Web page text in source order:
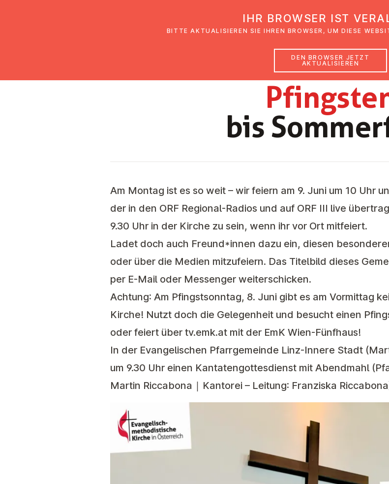
Glaubensimpulse News
bis
GEMEINDEBRIEF LINZ JUNI
Am Montag ist es so weit – wir feiern am 9. Juni um 10 Uhr
der in den ORF Regional-Radios und auf ORF III live
9.30 Uhr in der Kirche zu sein, wenn ihr vor Ort mitfeiert.
Ladet doch auch Freund*innen dazu ein, diesen
oder über die Medien mitzufeiern. Das Titelbild dieses
per E-Mail oder Messenger weiterschicken.
Achtung: Am Pfingstsonntag, 8. Juni gibt es am Vormittag
Kirche! Nutzt doch die Gelegenheit und besucht einen
oder feiert über tv.emk.at mit der EmK Wien-Fünfhaus!
In der Evangelischen Pfarrgemeinde Linz-Innere Stadt
um 9.30 Uhr einen Kantatengottesdienst mit Abendmahl
Martin Riccabona | Kantorei – Leitung: Franziska
IHR BROWSER IST
BITTE AKTUALISIEREN SIE IHREN BROWSER, UM DIESE
DEN BROWSER JETZT
AKTUALISIEREN